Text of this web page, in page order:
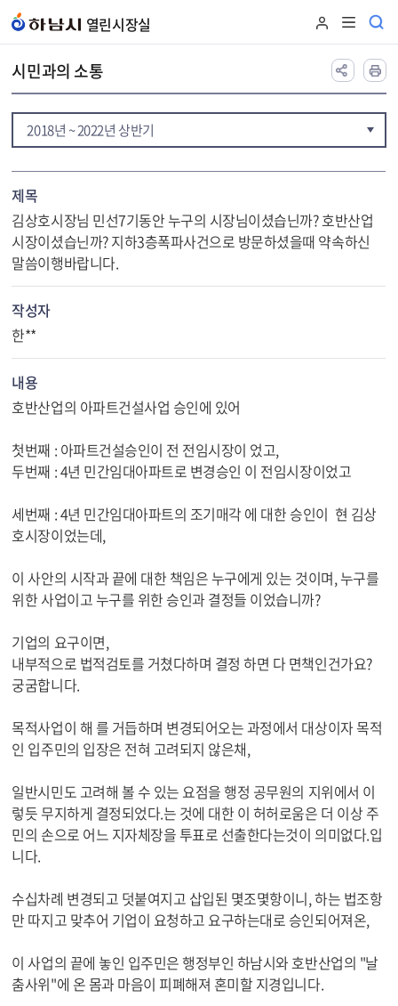
열린시장실
시민과의 소통
2018년 ~ 2022년 상반기
제목
김상호시장님 민선7기동안 누구의 시장님이셨습닌까? 호반산업
시장이셨습닌까? 지하3층폭파사건으로 방문하셨을때 약속하신
말씀이행바랍니다.
작성자
한**
내용
호반산업의 아파트건설사업 승인에 있어
첫번째 : 아파트건설승인이 전 전임시장이 었고,
두번째 : 4년 민간임대아파트로 변경승인 이 전임시장이었고
세번째 : 4년 민간임대아파트의 조기매각 에 대한 승인이 현 김상
호시장이었는데,
이 사안의 시작과 끝에 대한 책임은 누구에게 있는 것이며, 누구를
위한 사업이고 누구를 위한 승인과 결정들 이었습니까?
기업의 요구이면,
내부적으로 법적검토를 거쳤다하며 결정 하면 다 면책인건가요?
궁굼합니다.
목적사업이 해 를 거듭하며 변경되어오는 과정에서 대상이자 목적
인 입주민의 입장은 전혀 고려되지 않은채,
일반시민도 고려해 볼 수 있는 요점을 행정 공무원의 지위에서 이
렇듯 무지하게 결정되었다.는 것에 대한 이 허허로움은 더 이상 주
민의 손으로 어느 지자체장을 투표로 선출한다는것이 의미없다.입
니다.
수십차례 변경되고 덧붙여지고 삽입된 몇조몇항이니, 하는 법조항
만 따지고 맞추어 기업이 요청하고 요구하는대로 승인되어져온,
이 사업의 끝에 놓인 입주민은 행정부인 하남시와 호반산업의 "날
춤사위"에 온 몸과 마음이 피폐해져 혼미할 지경입니다.